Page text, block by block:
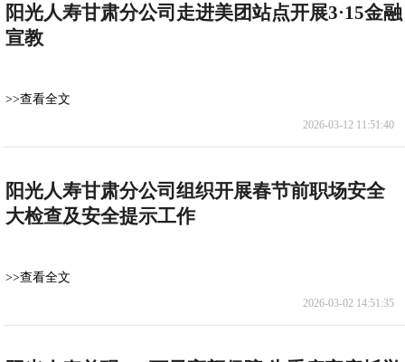
阳光人寿甘肃分公司走进美团站点开展3·15金融
宣教
>>查看全文
2026-03-12 11:51:40
阳光人寿甘肃分公司组织开展春节前职场安全
大检查及安全提示工作
>>查看全文
2026-03-02 14:51:35